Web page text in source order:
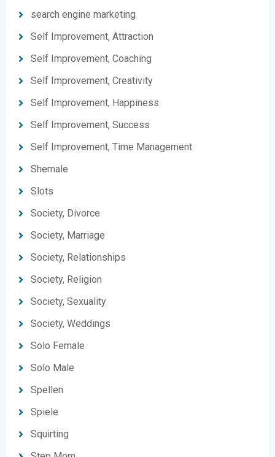
search engine marketing
Self Improvement, Attraction
Self Improvement, Coaching
Self Improvement, Creativity
Self Improvement, Happiness
Self Improvement, Success
Self Improvement, Time Management
Shemale
Slots
Society, Divorce
Society, Marriage
Society, Relationships
Society, Religion
Society, Sexuality
Society, Weddings
Solo Female
Solo Male
Spellen
Spiele
Squirting